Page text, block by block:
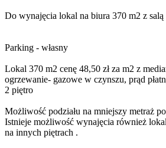
Do wynajęcia lokal na biura 370 m2 z
Parking - własny
Lokal 370 m2 cenę 48,50 zł za m2 z
ogrzewanie- gazowe w czynszu, prąd
2 piętro
Możliwość podziału na mniejszy metraż
Istnieje możliwość wynajęcia również
na innych piętrach .